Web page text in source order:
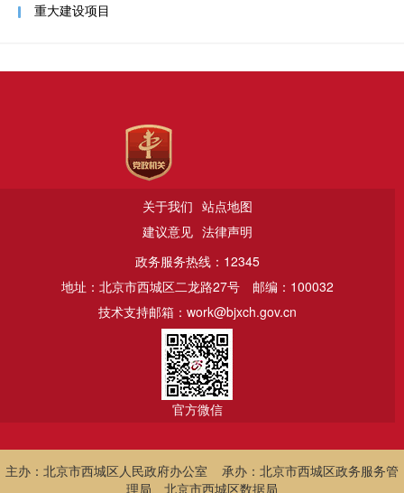
重大建设项目
关于我们 站点地图
建议意见 法律声明
政务服务热线：12345
地址：北京市西城区二龙路27号
邮编：100032
技术支持邮箱：work@bjxch.gov.cn
官方微信
主办：北京市西城区人民政府办公室 承办：北京市西城区政务服务管
理局、北京市西城区数据局